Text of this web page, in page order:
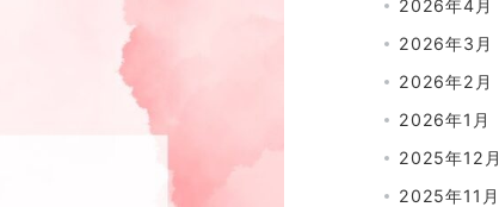
2026年4月
2026年3月
2026年2月
2026年1月
2025年12月
2025年11月